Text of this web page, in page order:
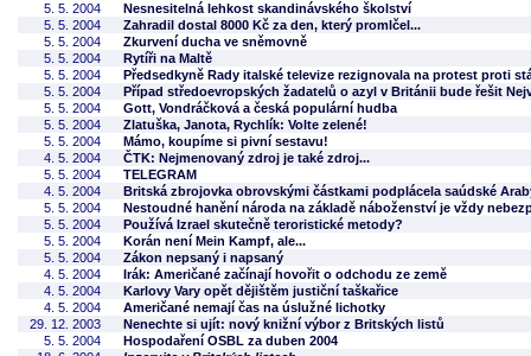
5. 5. 2004
Nesnesitelná lehkost skandinávského školství
5. 5. 2004
Zahradil dostal 8000 Kč za den, který promlčel...
5. 5. 2004
Zkurvení ducha ve sněmovně
5. 5. 2004
Rytíři na Maltě
5. 5. 2004
Předsedkyně Rady italské televize rezignovala na protest proti
5. 5. 2004
Případ středoevropských žadatelů o azyl v Británii bude řešit
5. 5. 2004
Gott, Vondráčková a česká populární hudba
5. 5. 2004
Zlatuška, Janota, Rychlík: Volte zelené!
5. 5. 2004
Mámo, koupíme si pivní sestavu!
4. 5. 2004
ČTK: Nejmenovaný zdroj je také zdroj...
5. 5. 2004
TELEGRAM
4. 5. 2004
Britská zbrojovka obrovskými částkami podplácela saúdské
5. 5. 2004
Nestoudné hanění národa na základě náboženství je vždy
5. 5. 2004
Používá Izrael skutečně teroristické metody?
5. 5. 2004
Korán není Mein Kampf, ale...
5. 5. 2004
Zákon nepsaný i napsaný
4. 5. 2004
Irák: Američané začínají hovořit o odchodu ze země
4. 5. 2004
Karlovy Vary opět dějištěm justiční taškařice
4. 5. 2004
Američané nemají čas na úslužné lichotky
29. 12. 2003
Nenechte si ujít: nový knižní výbor z Britských listů
5. 5. 2004
Hospodaření OSBL za duben 2004